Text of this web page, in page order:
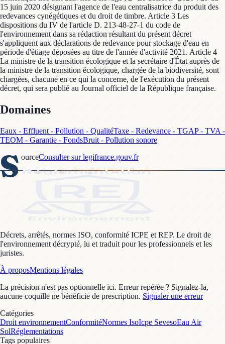
15 juin 2020 désignant l'agence de l'eau centralisatrice du produit des
redevances cynégétiques et du droit de timbre. Article 3 Les
dispositions du IV de l'article D. 213-48-27-1 du code de
l'environnement dans sa rédaction résultant du présent décret
s'appliquent aux déclarations de redevance pour stockage d'eau en
période d'étiage déposées au titre de l'année d'activité 2021. Article 4
La ministre de la transition écologique et la secrétaire d'État auprès de
la ministre de la transition écologique, chargée de la biodiversité, sont
chargées, chacune en ce qui la concerne, de l'exécution du présent
décret, qui sera publié au Journal officiel de la République française.
Domaines
Eaux - Effluent - Pollution - QualitéTaxe - Redevance - TGAP - TVA -
TEOM - Garantie - FondsBruit - Pollution sonore
S ourceConsulter sur legifrance.gouv.fr
Décrets, arrêtés, normes ISO, conformité ICPE et REP. Le droit de
l'environnement décrypté, lu et traduit pour les professionnels et les
juristes.
À proposMentions légales
La précision n'est pas optionnelle ici. Erreur repérée ? Signalez-la,
aucune coquille ne bénéficie de prescription. Signaler une erreur
Catégories
Droit environnementConformitéNormes IsoIcpe SevesoEau Air
SolRéglementations
Tags populaires